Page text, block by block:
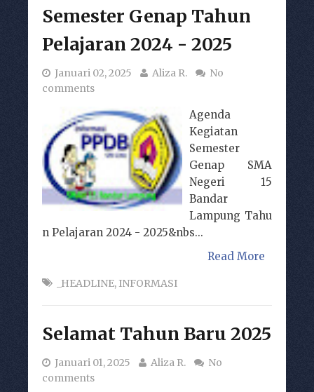
Semester Genap Tahun
Pelajaran 2024 - 2025
Januari 02, 2025 Aliza R.
No
comments
Agenda
Kegiatan
Semester
Genap SMA
Negeri 15
Bandar
Lampung Tahu
n Pelajaran 2024 - 2025&nbs...
Read More
_HEADLINE, INFORMASI
Selamat Tahun Baru 2025
Januari 01, 2025 Aliza R.
No
comments